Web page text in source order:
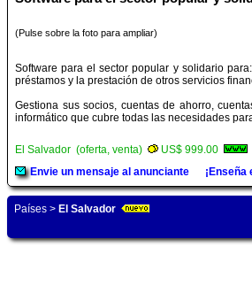
(Pulse sobre la foto para ampliar)
Software para el sector popular y solidario
préstamos y la prestación de otros servicios
Gestiona sus socios, cuentas de ahorro,
informático que cubre todas las necesidades
El Salvador (oferta, venta) US$ 999.00
Envie un mensaje al anunciante
¡Enseña
Países > El Salvador